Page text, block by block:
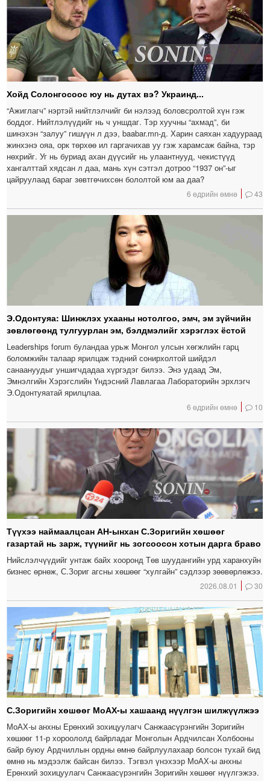
Хойд Солонгосоос юу нь дутах вэ? Украинд...
“Ажиглагч” нэртэй нийтлэлчийг би нэлээд боловсролтой хүн гэж
боддог. Нийтлэлүүдийг нь ч уншдаг. Тэр хуучны “ахмад”, би
шинэхэн “залуу” гишүүн л дээ, baabar.mn-д. Харин саяхан хадуураад
жинхэнэ ояа, орк төрхөө ил гаргачихав уу гэж харамсаж байна, тэр
нөхрийг. Уг нь буриад ахан дүүсийг нь улаантнууд, чекистүүд
хангалттай хядсан л даа, мань хүн сэтгэл дотроо “1937 он”-ыг
цайруулаад бараг зөвтгөчихсөн бололтой юм аа даа?
6 өдрийн өмнө 43
Э.Одонтуяа: Шинжлэх ухааны нотолгоо, эмч, эм зүйчийн
зөвлөгөөнд тулгуурлан эм, бэлдмэлийг хэрэглэх ёстой
Leaderships forum буландаа урьж Монгол улсын хөгжлийн гарц
боломжийн талаар ярилцаж тэдний сонирхолтой шийдэл
санаануудыг уншигчдадаа хүргэдэг билээ. Энэ удаад Эм,
Эмнэлгийн Хэрэгслийн Үндэсний Лавлагаа Лабораторийн эрхлэгч
Э.Одонтуяатай ярилцлаа.
6 өдрийн өмнө 10
Түүхээ наймаалцсан АН-ынхан С.Зоригийн хөшөөг
газартай нь зарж, түүнийг нь зогсоосон хотын дарга браво
Нийслэлчүүдийг унтаж байх хооронд Төв шуудангийн урд харанхуйн
бизнес өрнөж, С.Зориг агсны хөшөөг “хулгайн” сэдлээр зөөвөрлөжээ.
2026.08.01 30
С.Зоригийн хөшөөг МоАХ-ы хашаанд нүүлгэн шилжүүлжээ
МоАХ-ы анхны Ерөнхий зохицуулагч Санжаасүрэнгийн Зоригийн
хөшөөг 11-р хороололд байрладаг Монголын Ардчилсан Холбооны
байр буюу Ардчиллын ордны өмнө байрлуулахаар болсон тухай бид
өмнө нь мэдээлж байсан билээ. Тэгвэл үнэхээр МоАХ-ы анхны
Ерөнхий зохицуулагч Санжаасүрэнгийн Зоригийн хөшөөг нүүлгэжээ.